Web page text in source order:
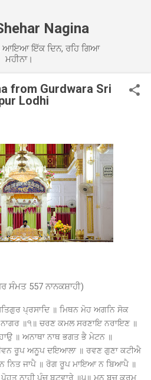
Nagina
ਆਇਆ ਇੱਕ ਦਿਨ, ਰਹਿ ਗਿਆ
ਮਹੀਨਾ।
from Gurdwara Sri
Lodhi
ਸੰਮਤ 557 ਨਾਨਕਸ਼ਾਹੀ)
ਪ੍ਰਸਾਦਿ ॥ ਮਿਥਨ ਮੋਹ ਅਗਨਿ ਸੋਕ
॥੧॥ ਚਰਣ ਕਮਲ ਸਰਣਾਇ ਨਰਾਇਣ ॥
॥ ਅਨਾਥਾ ਨਾਥ ਭਗਤ ਭੈ ਮੇਟਨ ॥
ਰੂਪ ਅਨੂਪ ਦਇਆਲਾ ॥ ਰਵਣ ਗੁਣਾ ਕਟੀਐ
ਨਿਤ ਜਾਪੈ ॥ ਰੋਗ ਰੂਪ ਮਾਇਆ ਨ ਬਿਆਪੈ ॥
ਨਾਹੀ ਪੰਚ ਬਟਵਾਰੇ ॥੫॥ ਮਨ ਬਚ ਕ੍ਰਮ